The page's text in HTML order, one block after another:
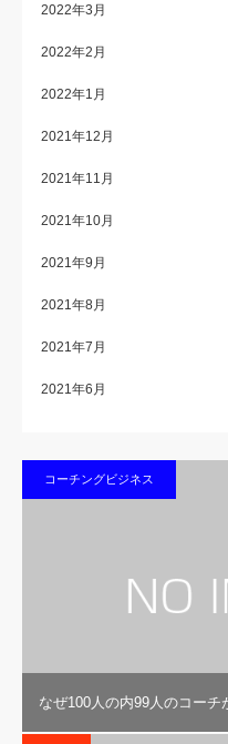
2022年3月
2022年2月
2022年1月
2021年12月
2021年11月
2021年10月
2021年9月
2021年8月
2021年7月
2021年6月
コーチングビジネス
なぜ100人の内99人のコーチ